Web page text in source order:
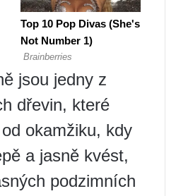
jsou jedny z
dřevin, které
okamžiku, kdy
a jasně kvést,
podzimních